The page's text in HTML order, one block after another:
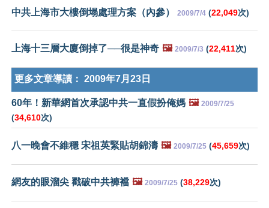
中共上海市大樓倒塌處理方案（內參） 2009/7/4 (22,049次)
上海十三層大廈倒掉了──很是神奇 🖼️ 2009/7/3 (22,411次)
更多文章導讀： 2009年7月23日
60年！新華網首次承認中共一直假扮俺媽 🖼️ 2009/7/25
(34,610次)
八一晚會不維穩 宋祖英緊貼胡錦濤 🖼️ 2009/7/25 (45,659次)
網友的眼溜尖 戳破中共褲襠 🖼️ 2009/7/25 (38,229次)